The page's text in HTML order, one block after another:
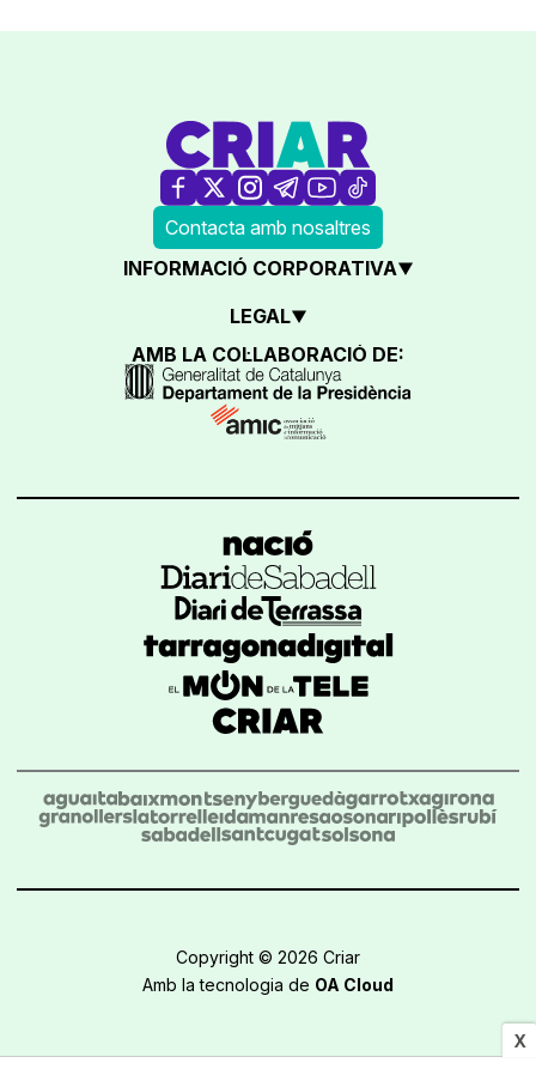
X
Contacta amb nosaltres
INFORMACIÓ CORPORATIVA
LEGAL
AMB LA COL·LABORACIÓ DE:
Copyright © 2026 Criar
Amb la tecnologia de OA Cloud